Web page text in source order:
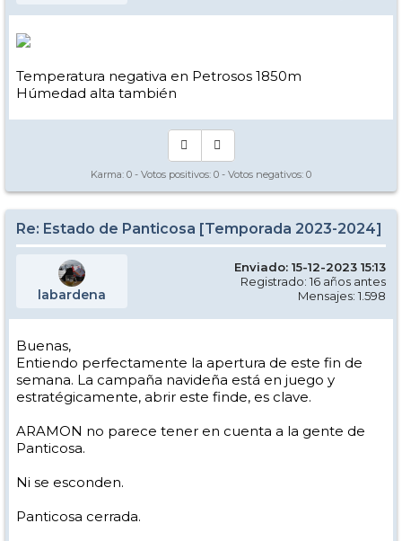
Temperatura negativa en Petrosos 1850m
Húmedad alta también
Karma: 0 - Votos positivos: 0 - Votos negativos: 0
Re: Estado de Panticosa [Temporada 2023-2024]
labardena
Enviado: 15-12-2023 15:13
Registrado: 16 años antes
Mensajes: 1.598
Buenas,
Entiendo perfectamente la apertura de este fin de
semana. La campaña navideña está en juego y
estratégicamente, abrir este finde, es clave.
ARAMON no parece tener en cuenta a la gente de
Panticosa.
Ni se esconden.
Panticosa cerrada.